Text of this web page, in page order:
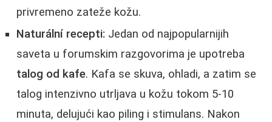
privremeno zateže kožu.
Naturální recepti: Jedan od najpopularnijih
saveta u forumskim razgovorima je upotreba
talog od kafe. Kafa se skuva, ohladi, a zatim se
talog intenzivno utrljava u kožu tokom 5-10
minuta, delujući kao piling i stimulans. Nakon